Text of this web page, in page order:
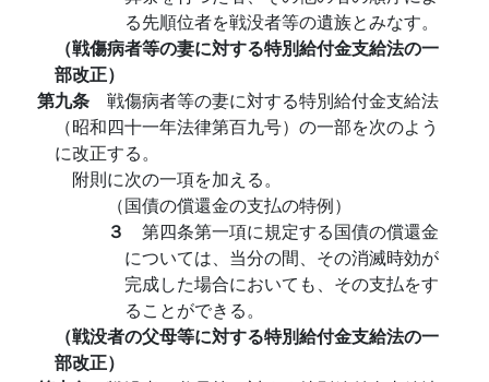
る先順位者を戦没者等の遺族とみなす。
（戦傷病者等の妻に対する特別給付金支給法の一
部改正）
第九条 戦傷病者等の妻に対する特別給付金支給法
（昭和四十一年法律第百九号）の一部を次のよう
に改正する。
附則に次の一項を加える。
（国債の償還金の支払の特例）
３ 第四条第一項に規定する国債の償還金
については、当分の間、その消滅時効が
完成した場合においても、その支払をす
ることができる。
（戦没者の父母等に対する特別給付金支給法の一
部改正）